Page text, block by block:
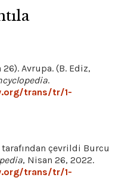
Avrupa. (B. Ediz,
.
trans/tr/1-
çevrildi Burcu
, Nisan 26, 2022.
trans/tr/1-